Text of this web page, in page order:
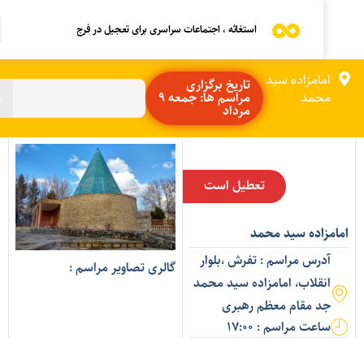
استغاثه ، اجتماعات سراسری برای تعجیل در فرج
امامزاده سید
محمد
تاریخ برگزاری
مراسم ها: جمعه 9
مرداد
تعطیل است
سید محمد
آدرس مراسم : تفرش ،بلوار
انقلاب، امامزاده سید محمد
جد مقام معظم رهبری
ساعت مراسم : 17:00
گالری تصاویر مراسم :